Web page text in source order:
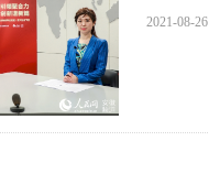
2021-08-26